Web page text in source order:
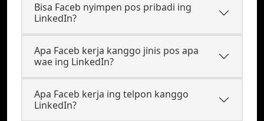
Bisa Faceb nyimpen pos pribadi ing
LinkedIn?
Apa Faceb kerja kanggo jinis pos apa
wae ing LinkedIn?
Apa Faceb kerja ing telpon kanggo
LinkedIn?